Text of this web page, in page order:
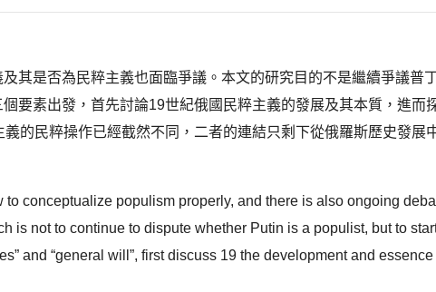
其是否為民粹主義也面臨爭議。本文的研究目的不是繼續爭議普
要素出發，首先討論19世紀俄國民粹主義的發展及其本質，進而
的民粹操作已經截然不同，二者的連結只剩下從俄羅斯歷史發展
conceptualize populism properly, and there is also ongoing
is not to continue to dispute whether Putin is a populist, but to
and “general will”, first discuss 19 the development and